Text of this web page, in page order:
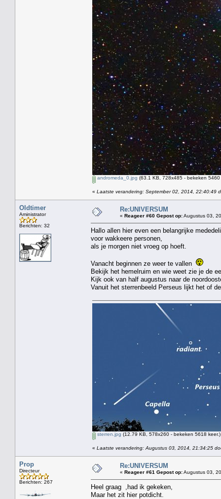
andromeda_0.jpg (63.1 KB, 728x485 - bekeken 5460
« Laatste verandering: September 02, 2014, 22:40:49
Oldtimer
Aministrator
Berichten: 32
Re:UNIVERSUM
« Reageer #60 Gepost op:Augustus 03,
Hallo allen hier even een belangrijke
voor wakkeere personen,
als je morgen niet vroeg op hoeft.
Vanacht beginnen ze weer te vallen
Bekijk het hemelruim en wie weet zie je de
Kijk ook van half augustus naar de
Vanuit het sterrenbeeld Perseus lijkt het of
sterren.jpg (12.79 KB, 578x260 - bekeken 5618 keer.)
« Laatste verandering: Augustus 03, 2014, 21:34:25
Prop
Directeur
Berichten: 267
Re:UNIVERSUM
« Reageer #61 Gepost op:Augustus 03,
Heel graag ,had ik gekeken,
Maar het zit hier potdicht.